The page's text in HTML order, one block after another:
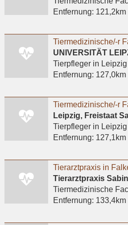
Entfernung: 121,2km
UNIVERSITÄT
Tierpflegerin Leipzig
Entfernung: 127,0km
Tierpflegerin Leipzig
Entfernung: 127,1km
Tierarztpraxis
Tiermedizinische
Entfernung: 133,4km